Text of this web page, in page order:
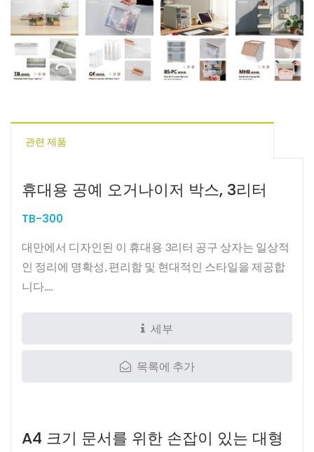
관련 제품
휴대용 공예 오거나이저 박스, 3리터
TB-300
대만에서 디자인된 이 휴대용 3리터 공구 상자는 일상적
인 정리에 명확성, 편리함 및 현대적인 스타일을 제공합
니다....
세부
목록에 추가
A4 크기 문서를 위한 손잡이 있는 대형